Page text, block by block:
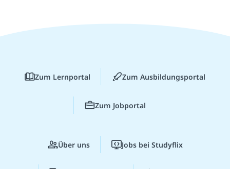
Zum Lernportal Zum Ausbildungsportal
Zum Jobportal
Über uns Jobs bei Studyflix